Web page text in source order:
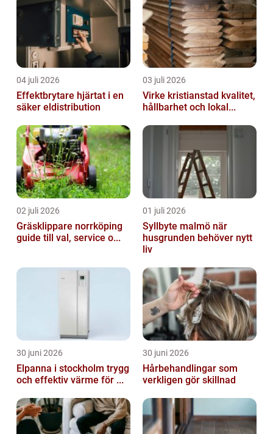
04 juli 2026
Effektbrytare hjärtat i en
säker eldistribution
03 juli 2026
Virke kristianstad kvalitet,
hållbarhet och lokal...
02 juli 2026
Gräsklippare norrköping
guide till val, service o...
01 juli 2026
Syllbyte malmö när
husgrunden behöver nytt
liv
30 juni 2026
Elpanna i stockholm trygg
och effektiv värme för ...
30 juni 2026
Hårbehandlingar som
verkligen gör skillnad